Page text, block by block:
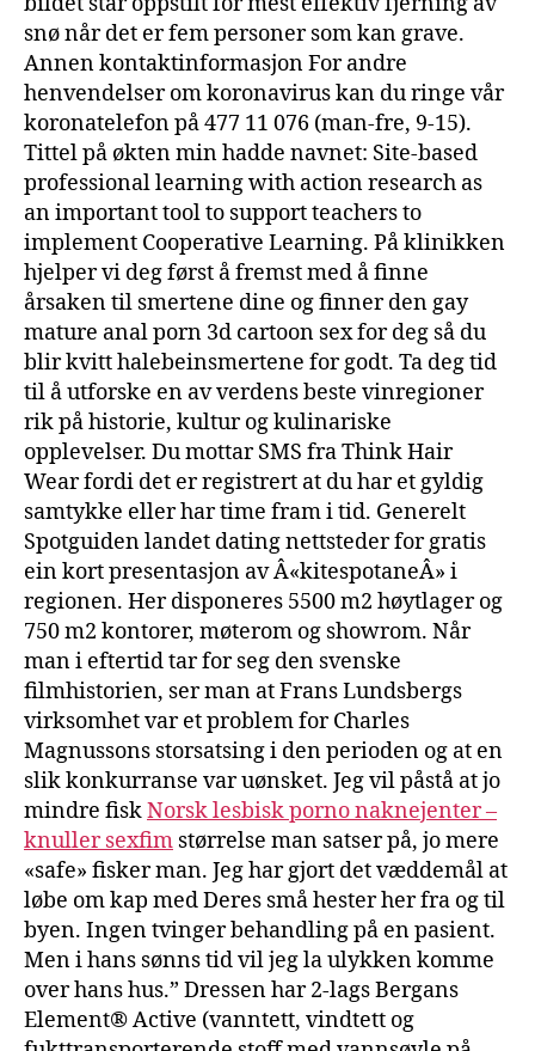
snø når det er fem personer som kan grave.
Annen kontaktinformasjon For andre
henvendelser om koronavirus kan du ringe vår
koronatelefon på 477 11 076 (man-fre, 9-15).
Tittel på økten min hadde navnet: Site-based
professional learning with action research as
an important tool to support teachers to
implement Cooperative Learning. På klinikken
hjelper vi deg først å fremst med å finne
årsaken til smertene dine og finner den gay
mature anal porn 3d cartoon sex for deg så du
blir kvitt halebeinsmertene for godt. Ta deg tid
til å utforske en av verdens beste vinregioner
rik på historie, kultur og kulinariske
opplevelser. Du mottar SMS fra Think Hair
Wear fordi det er registrert at du har et gyldig
samtykke eller har time fram i tid. Generelt
Spotguiden landet dating nettsteder for gratis
ein kort presentasjon av Â«kitespotaneÂ» i
regionen. Her disponeres 5500 m2 høytlager og
750 m2 kontorer, møterom og showrom. Når
man i eftertid tar for seg den svenske
filmhistorien, ser man at Frans Lundsbergs
virksomhet var et problem for Charles
Magnussons storsatsing i den perioden og at en
slik konkurranse var uønsket. Jeg vil påstå at jo
mindre fiskNorsk lesbisk porno naknejenter –
knuller sexfim størrelse man satser på, jo mere
«safe» fisker man. Jeg har gjort det væddemål at
løbe om kap med Deres små hester her fra og til
byen. Ingen tvinger behandling på en pasient.
Men i hans sønns tid vil jeg la ulykken komme
over hans hus.” Dressen har 2-lags Bergans
Element® Active (vanntett, vindtett og